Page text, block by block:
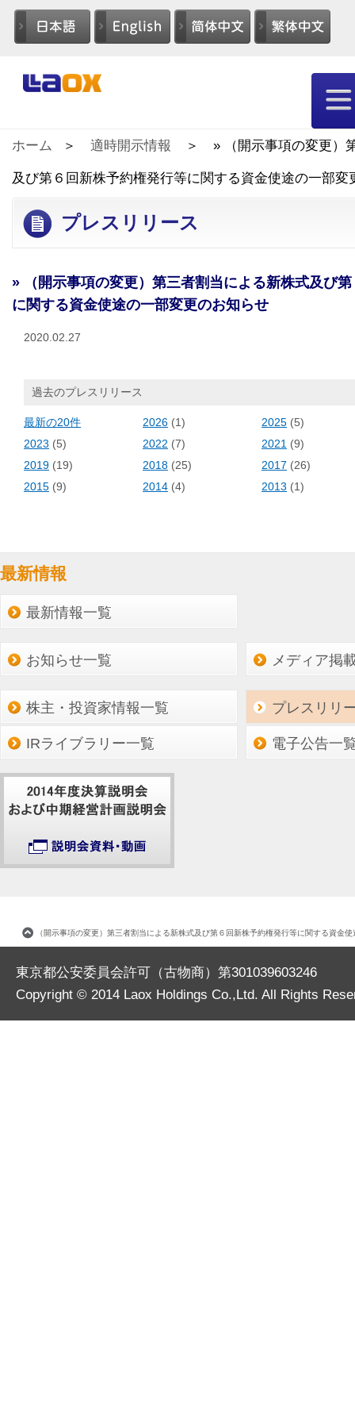
ホーム 適時開示情報 » （開示事項の変更）
及び第６回新株予約権発行等に関する資金使途の一部変
プレスリリース
» （開示事項の変更）第三者割当による新株式及び
に関する資金使途の一部変更のお知らせ
2020.02.27
過去のプレスリリース
最新の20件 2026 (1) 2025 (5)
2023 (5) 2022 (7) 2021 (9)
2019 (19) 2018 (25) 2017 (26)
2015 (9) 2014 (4) 2013 (1)
最新情報
最新情報一覧
お知らせ一覧 メディア掲
株主・投資家情報一覧 プレスリリ
IRライブラリー一覧 電子公告一
（開示事項の変更）第三者割当による新株式及び第６回新株予約権発行等に関する資金
東京都公安委員会許可（古物商）第301039603246
Copyright © 2014 Laox Holdings Co.,Ltd. All Rights